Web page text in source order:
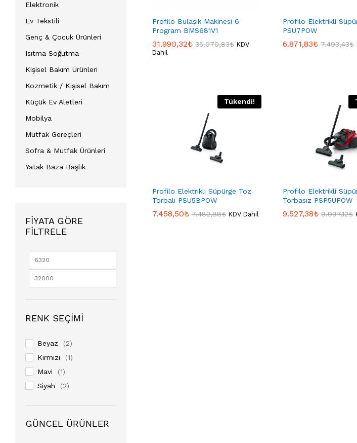
Profilo Bulaşık Makinesi 6
Program BMS681V1
31.990,32₺ 35.070,83₺ KDV
Dahil
31.990,32₺ 35.070,83₺
Profilo Elektrikli
PSU7POW
6.871,83₺ 7.493,43₺
6.871,83₺ 7.493,43₺
Tükendi!
Profilo Elektrikli Süpürge Toz
Torbalı PSU5BPOW
7.458,50₺ 7.482,88₺ KDV Dahil
7.458,50₺ 7.482,88₺
Profilo Elektrikli
Torbasız PSP5UPOW
9.527,38₺ 9.997,12₺
9.527,38₺ 9.997,12₺
Elektronik
Ev Tekstili
Genç & Çocuk Ürünleri
Isıtma Soğutma
Kişisel Bakım Ürünleri
Kozmetik / Kişisel Bakım
Küçük Ev Aletleri
Mobilya
Mutfak Gereçleri
Sofra & Mutfak Ürünleri
Yatak Baza Başlık
FIYATA GÖRE
FILTRELE
RENK SEÇIMI
Beyaz (2)
Kırmızı (1)
Mavi (1)
Siyah (2)
GÜNCEL ÜRÜNLER